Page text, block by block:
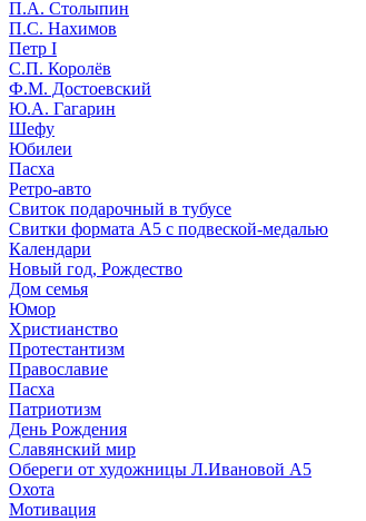
П.А. Столыпин
П.С. Нахимов
Петр I
С.П. Королёв
Ф.М. Достоевский
Ю.А. Гагарин
Шефу
Юбилеи
Пасха
Ретро-авто
Свиток подарочный в тубусе
Свитки формата А5 с подвеской-медалью
Календари
Новый год, Рождество
Дом семья
Юмор
Христианство
Протестантизм
Православие
Пасха
Патриотизм
День Рождения
Славянский мир
Обереги от художницы Л.Ивановой А5
Охота
Мотивация